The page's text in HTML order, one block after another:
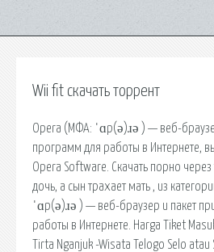
Wii fit скачать торрент
Opera (МФА: ˈɑp(ə)ɹə ) — веб-
программ для работы в Интернете,
Opera Software. Скачать порно
дочь, а сын трахает мать , из
ˈɑp(ə)ɹə ) — веб-браузер и пакет
работы в Интернете. Harga Tiket
Tirta Nganjuk -Wisata Telogo Selo